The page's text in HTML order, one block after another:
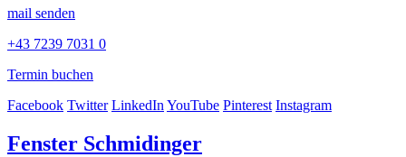
mail senden
+43 7239 7031 0
Termin buchen
Facebook Twitter LinkedInYouTube Pinterest Instagram
Fenster Schmidinger